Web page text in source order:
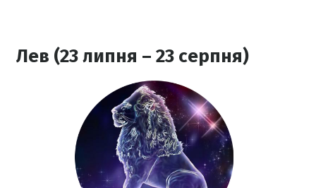
Лев (23 липня – 23 серпня)